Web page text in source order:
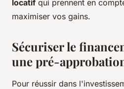
locatif qui prennent en
maximiser vos gains.
Sécuriser le
une pré-
Pour réussir dans